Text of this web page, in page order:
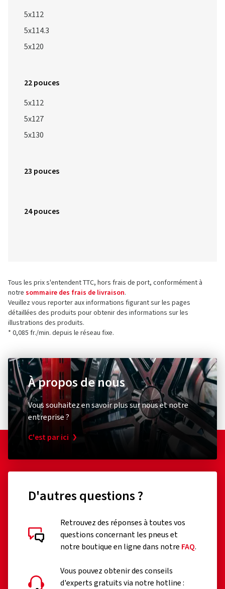
5x112
5x114.3
5x120
22 pouces
5x112
5x127
5x130
23 pouces
24 pouces
Tous les prix s'entendent TTC, hors frais de port, conformément à
notre sommaire des frais de livraison.
Veuillez vous reporter aux informations figurant sur les pages
détaillées des produits pour obtenir des informations sur les
illustrations des produits.
* 0,085 fr./min. depuis le réseau fixe.
À propos de nous
Vous souhaitez en savoir plus sur nous et notre
entreprise ?
C'est par ici
D'autres questions ?
Retrouvez des réponses à toutes vos
questions concernant les pneus et
notre boutique en ligne dans notre FAQ.
Vous pouvez obtenir des conseils
d'experts gratuits via notre hotline :